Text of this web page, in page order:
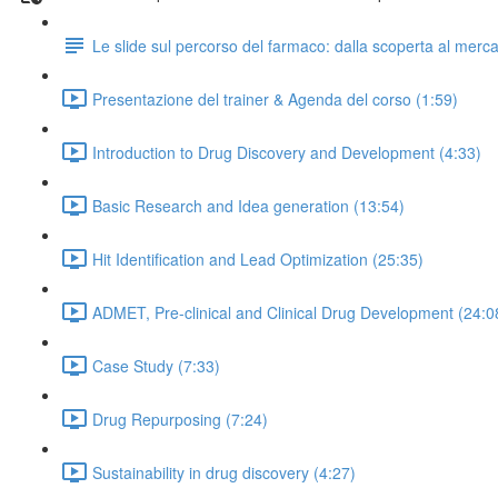
Le slide sul percorso del farmaco: dalla scoperta al
Presentazione del trainer & Agenda del corso (1:59)
Introduction to Drug Discovery and Development (4:33)
Basic Research and Idea generation (13:54)
Hit Identification and Lead Optimization (25:35)
ADMET, Pre-clinical and Clinical Drug Development
Case Study (7:33)
Drug Repurposing (7:24)
Sustainability in drug discovery (4:27)